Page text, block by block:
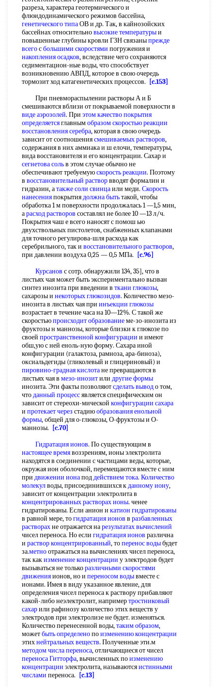
разреза, характера геотермического и
флюидодинамического режимов бассейна,
генетического типаОВ и др. Так, в кайнозойских
бассейнах относительновысокие температурыи
повышенные глубины кровли ГЗН связаныпрежде
всегосбольшими скоростями погружения и
накопления осадков, вследствие чего сохраняются
седиментацион-ные воды, что способствует
возникновению АВПД, которое в свою очередь
тормозит ход катагенетических процессов.
[c.153]
При пневмораспылении растворы А и Б
смешиваются вблизи от покрываемой поверхности в
виде аэрозолей. При этом качествопокрытия
определяетсяглавнымобразом скоростью реакции
восстановления серебра, которая в свою очередь
зависит от соотношениясмешиваемых растворов,
содержания в них аммиака и ш елочи, температуры,
вида восстановителя и его концентрации. Сахар и
сегнетова сольв этом случае обычно не
обеспечивают требуемуюскорость реакции. Поэтому
в восстановительный растворвводят формалин и
гидразин, атакже соли свинцаили меди. Скорость
нанесенияпокрытиядолжна бытьтакой, чтобы
обработка 1 м поверхности продолжалась 1 —1,5 мин,
арасход растворов составлял не более 10 —13 л/ч.
Покрытия чаш е всего наносят с помош ью
двухствольных пистолетов, снабженных клапанами
для точного регулирова-шля расхода как
серебрильного, так и восстановительного растворов,
при давлении воздуха 0,25 — 0,5 МПа.
[c.96]
Курсанов с сотр. обнаружили 134, 35], что в
листьях чая может быть экспериментально вызван
синтез инозита при введении в ткани глюкозы,
сахарозы и некоторых глюкозидов. Количество мезо-
инозита в листьях чая при инъекции глюкозы
возрастает в течение часа на 10—12%. С такой же
скоростьюпроисходит образованиеме-зо-инозита из
фруктозы н маннозы, которые близки к глюкозе по
своей пространственной конфигурации и имеют
обш,ую с ней еноль-ную форму. Сахара иной
конфигурации (галактоза, рамноза, ара-биноза),
оксиальдегиды (гликолевый и глицериновый) и
пировино-градная кислотане превращаются в
листьях чая в мезо-инозитили другие формы
инозита. Эти факты позволяютсделать выводо том,
чтоданный процессявляется специфическим он
зависит от стереохи-мической конфигурации сахара
и протекает через стадиюобразования енольной
формы, общей для о-глюкозы, О-фруктозы и О-
маннозы.
[c.70]
Гидратация ионов. По существующим в
настоящее времявоззрениям, ионы электролита
находятся в соединении с частицами веды, которые,
окружая ион оболочкой, перемещаются вместе с ним
при движении ионаподдействием тока. Количество
молекулводы, присоединившихся кданному иону,
зависит от концентрации электролита в
концентрированных растворах ионы. ченее
гидратированы. Если анион и катион гидратированы
в равной мере, тогидратация ионов в разбавленных
растворахне отражается нарезультатах вычислений
чисел переноса. Но если гидратация ионов различна
и раствор концентрированный, топеренос водыбудет
за.метноотражаться на вычислениях чисел переноса,
так какизменение концентрации у электродов будет
вызываться не толькоразличными скоростями
движенияионов, но и переносом водывместе с
ионами. Имея в виду указанное явление, для
определения чисел переноса к раствору прибавляют
какой-либо неэлектролит, напримертростниковый
сахарили рафинозу количество этих веществ у
электродов при электролизе не будет. изменяться.
Количество перенесенной воды,таким образом,
можетбыть определенопоизменению концентрации
этихнейтральных веществ. Полученные эти.м
методом числа переноса, отличающиеся от чисел
переноса Гитторфа, вычисленных поизменению
концентрации электролита, называютсяистинными
числами переноса.
[c.13]